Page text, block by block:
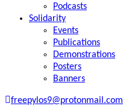
Podcasts
Solidarity
Events
Publications
Demonstrations
Posters
Banners
freepylos9@protonmail.com